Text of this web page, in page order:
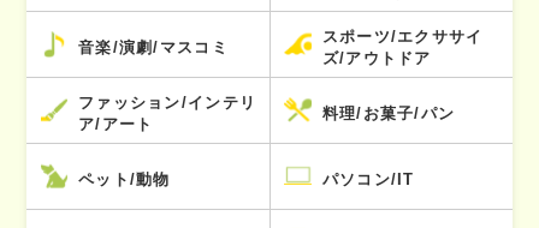
音楽/演劇/マスコミ
スポーツ/エクササイ
ズ/アウトドア
ファッション/インテリ
ア/アート
料理/お菓子/パン
ペット/動物 パソコン/IT